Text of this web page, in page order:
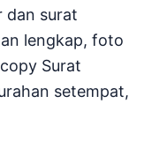
dan surat
lengkap, foto
Surat
setempat,